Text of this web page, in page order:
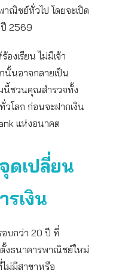
ณิชย์ทั่วไป โดยจะเปิด
ปี 2569
งเรียน ไม่มีเจ้า
นั้นอาจกลายเป็น
มนี้ชวนคุณสำรวจทั้ง
วโลก ก่อนจะฝากเงิน
แห่งอนาคต
ดเปลี่ยน
รเงิน
อบกว่า 20 ปี ที่
งธนาคารพาณิชย์ใหม่
ม่มีสาขาหรือ